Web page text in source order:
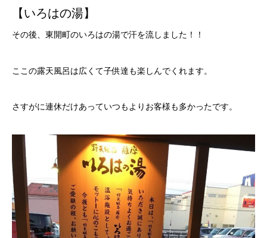
【いろはの湯】
その後、東開町のいろはの湯で汗を流しました！！
ここの露天風呂は広くて子供達も楽しんでくれます。
さすがに連休だけあっていつもよりお客様も多かったです。